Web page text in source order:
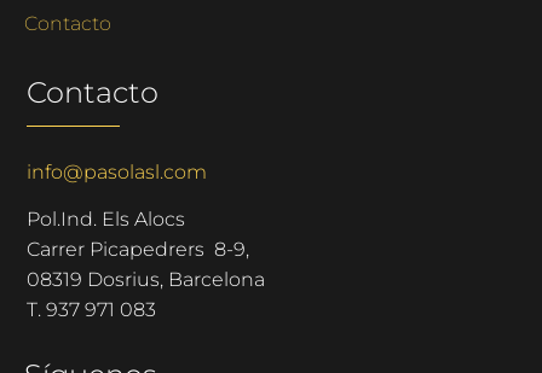
Contacto
Contacto
info@pasolasl.com
Pol.Ind. Els Alocs
Carrer Picapedrers 8-9,
08319 Dosrius, Barcelona
T. 937 971 083